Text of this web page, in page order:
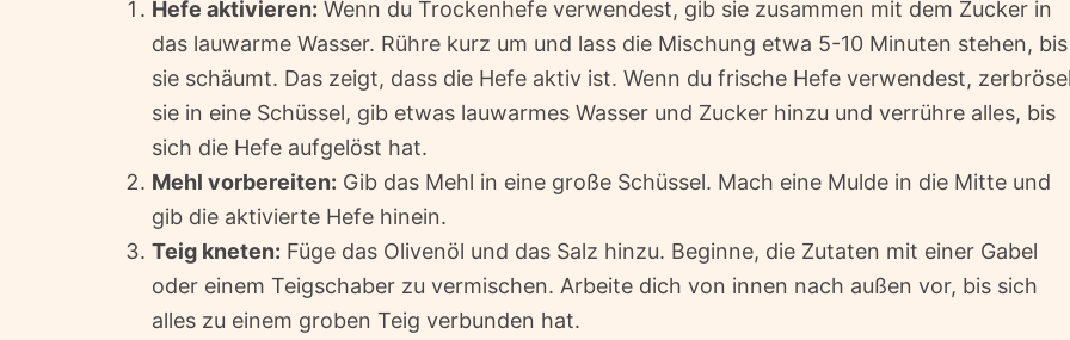
Hefe aktivieren: Wenn du Trockenhefe verwendest, gib sie zusammen mit dem Zucker in
das lauwarme Wasser. Rühre kurz um und lass die Mischung etwa 5-10 Minuten stehen, bis
sie schäumt. Das zeigt, dass die Hefe aktiv ist. Wenn du frische Hefe verwendest, zerbrösel
sie in eine Schüssel, gib etwas lauwarmes Wasser und Zucker hinzu und verrühre alles, bis
sich die Hefe aufgelöst hat.
Mehl vorbereiten: Gib das Mehl in eine große Schüssel. Mach eine Mulde in die Mitte und
gib die aktivierte Hefe hinein.
Teig kneten: Füge das Olivenöl und das Salz hinzu. Beginne, die Zutaten mit einer Gabel
oder einem Teigschaber zu vermischen. Arbeite dich von innen nach außen vor, bis sich
alles zu einem groben Teig verbunden hat.